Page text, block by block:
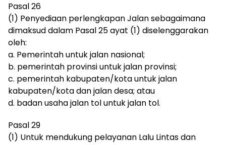
Pasal 26
(1) Penyediaan perlengkapan Jalan sebagaimana
dimaksud dalam Pasal 25 ayat (1) diselenggarakan
oleh:
a. Pemerintah untuk jalan nasional;
b. pemerintah provinsi untuk jalan provinsi;
c. pemerintah kabupaten/kota untuk jalan
kabupaten/kota dan jalan desa; atau
d. badan usaha jalan tol untuk jalan tol.
Pasal 29
(1) Untuk mendukung pelayanan Lalu Lintas dan